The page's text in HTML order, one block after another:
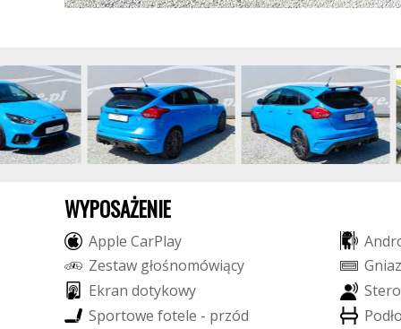
WYPOSAŻENIE
Apple CarPlay Andr
Zestaw głośnomówiący Gniaz
Ekran dotykowy Stero
Sportowe fotele - przód Podło